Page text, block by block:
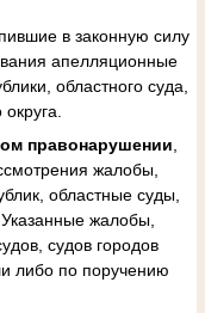
в законную силу
апелляционные
областного суда,
правонарушении,
жалобы,
областные суды,
жалобы,
судов городов
либо по поручению